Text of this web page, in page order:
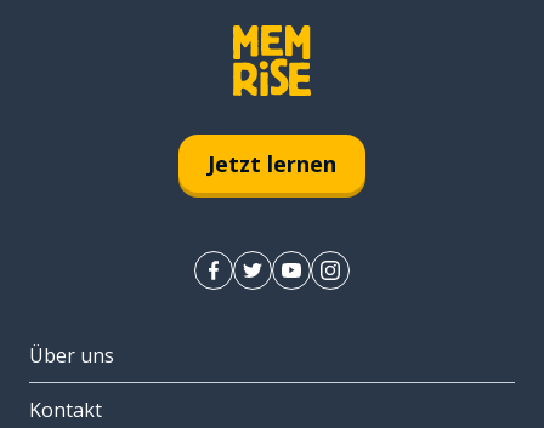
Jetzt lernen
Über uns
Kontakt